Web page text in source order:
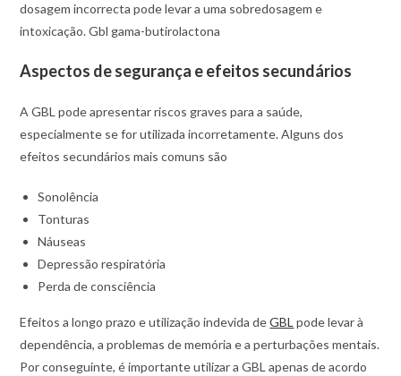
dosagem incorrecta pode levar a uma sobredosagem e
intoxicação. Gbl gama-butirolactona
Aspectos de segurança e efeitos secundários
A GBL pode apresentar riscos graves para a saúde,
especialmente se for utilizada incorretamente. Alguns dos
efeitos secundários mais comuns são
Sonolência
Tonturas
Náuseas
Depressão respiratória
Perda de consciência
Efeitos a longo prazo e utilização indevida deGBLpode levar à
dependência, a problemas de memória e a perturbações mentais.
Por conseguinte, é importante utilizar a GBL apenas de acordo